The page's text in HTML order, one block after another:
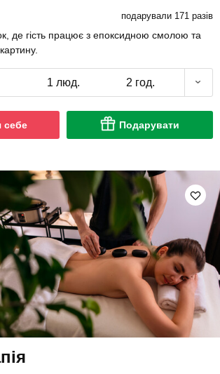
подарували 171 разів
де гість працює з епоксидною смолою та
1 люд. 2 год.
себе Подарувати